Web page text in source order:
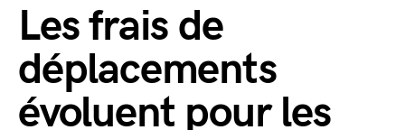
Les frais de
déplacements
évoluent pour les